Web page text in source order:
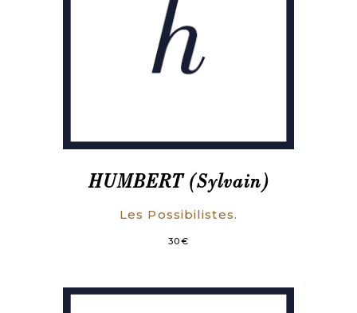
HUMBERT (Sylvain)
Les Possibilistes.
30€